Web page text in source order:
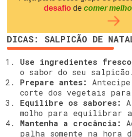
desafio de comer
DICAS: SALPICÃO DE
Use ingredientes
o sabor do seu salpicão.
Prepare antes:
corte dos vegetais para
Equilibre os sabores:
molho para equilibrar
Mantenha a crocância:
palha somente na hora